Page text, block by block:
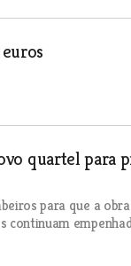
quartel para
para que a
continuam